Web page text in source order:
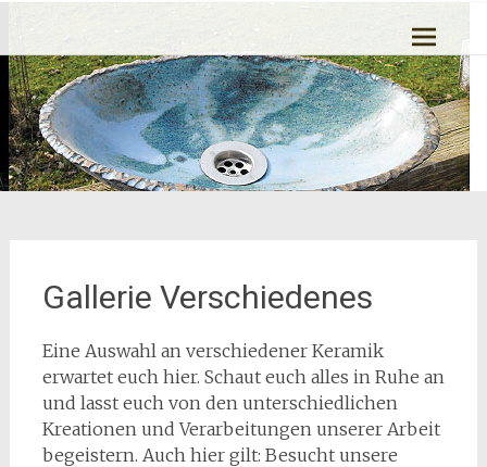
springen
Ton kann Leben
Gallerie Verschiedenes
Eine Auswahl an verschiedener Keramik
erwartet euch hier. Schaut euch alles in Ruhe an
und lasst euch von den unterschiedlichen
Kreationen und Verarbeitungen unserer Arbeit
begeistern. Auch hier gilt: Besucht unsere